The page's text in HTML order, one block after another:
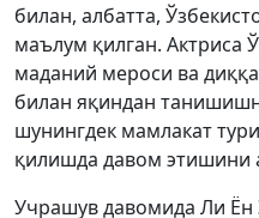
билан, албатта,
маълум қилган. Актриса
маданий мероси ва
билан яқиндан
шунингдек мамлакат
қилишда давом этишини
Учрашув давомида Ли Ён